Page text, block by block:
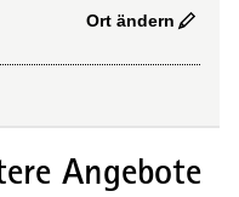
Ort ändern
Angebote